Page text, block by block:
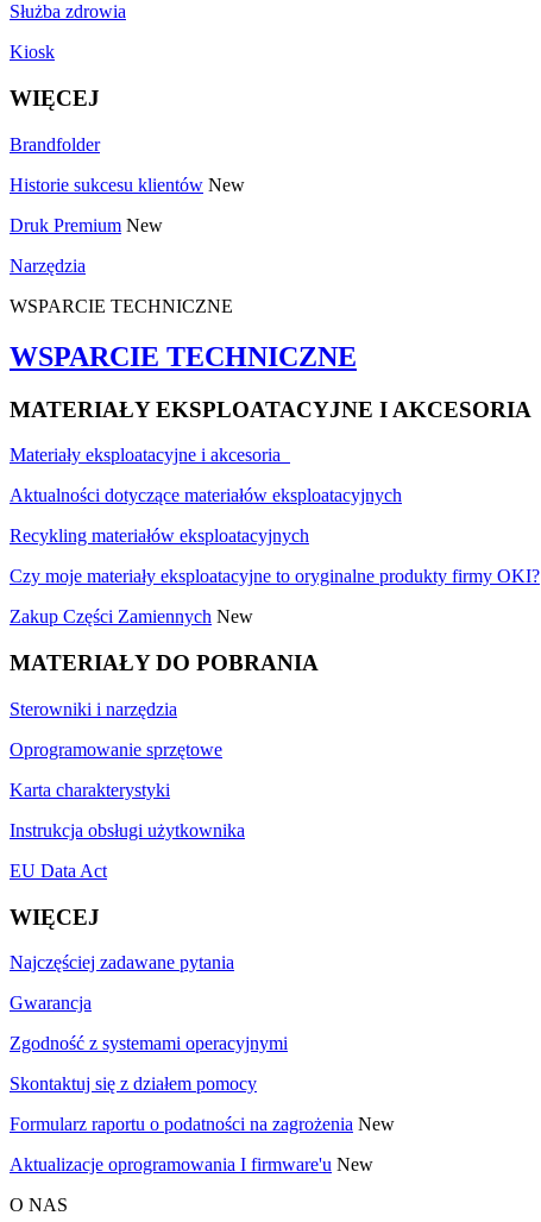
Służba zdrowia
Kiosk
WIĘCEJ
Brandfolder
Historie sukcesu klientów New
Druk Premium New
Narzędzia
WSPARCIE TECHNICZNE
WSPARCIE TECHNICZNE
MATERIAŁY EKSPLOATACYJNE I AKCESORIA
Materiały eksploatacyjne i akcesoria
Aktualności dotyczące materiałów eksploatacyjnych
Recykling materiałów eksploatacyjnych
Czy moje materiały eksploatacyjne to oryginalne produkty firmy OKI?
Zakup Części Zamiennych New
MATERIAŁY DO POBRANIA
Sterowniki i narzędzia
Oprogramowanie sprzętowe
Karta charakterystyki
Instrukcja obsługi użytkownika
EU Data Act
WIĘCEJ
Najczęściej zadawane pytania
Gwarancja
Zgodność z systemami operacyjnymi
Skontaktuj się z działem pomocy
Formularz raportu o podatności na zagrożenia New
Aktualizacje oprogramowania I firmware'u New
O NAS